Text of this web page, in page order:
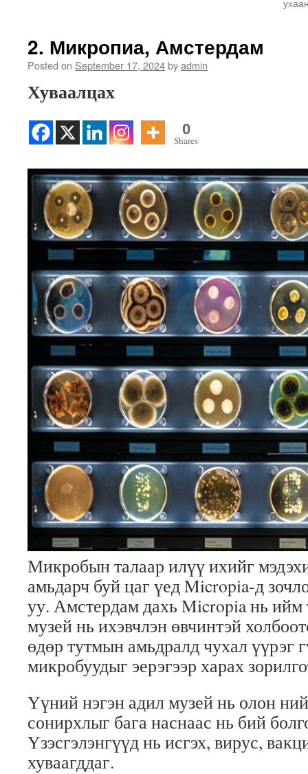
2. Микропиа, Амстердам
Posted on September 17, 2024byadmin
Хуваалцах
0
Shares
Микробын талаар илүү ихийг
амьдарч буй цаг үед Micropia-д
уу. Амстердам дахь Micropia нь
музей нь ихэвчлэн өвчинтэй
өдөр тутмын амьдралд чухал үүрэг
микробуудыг эерэгээр харах
Үүний нэгэн адил музей нь олон
сонирхлыг бага наснаас нь бий
Үзэсгэлэнгүүд нь исгэх, вирус,
хуваагддаг.